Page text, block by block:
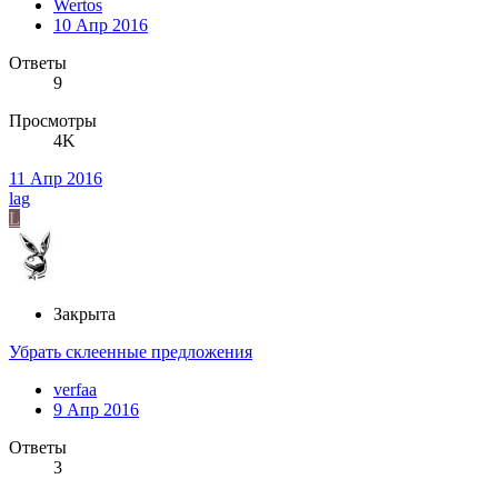
Wertos
10 Апр 2016
Ответы
9
Просмотры
4K
11 Апр 2016
lag
L
Закрыта
Убрать склеенные предложения
verfaa
9 Апр 2016
Ответы
3